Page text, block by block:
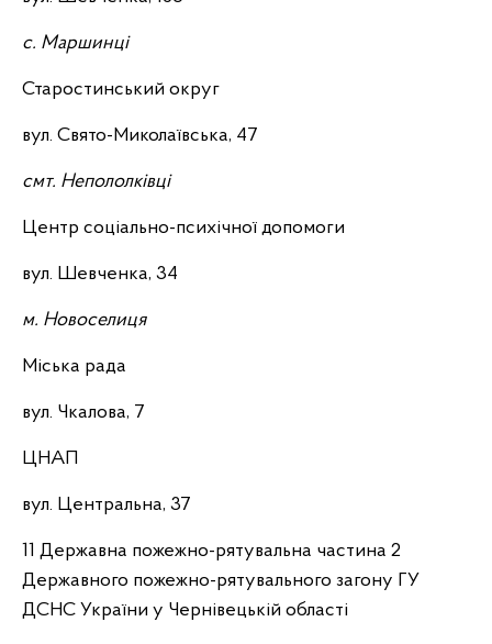
с. Маршинці
Старостинський округ
вул. Свято-Миколаївська, 47
смт. Непололківці
Центр соціально-психічної допомоги
вул. Шевченка, 34
м. Новоселиця
Міська рада
вул. Чкалова, 7
ЦНАП
вул. Центральна, 37
11 Державна пожежно-рятувальна частина 2
Державного пожежно-рятувального загону ГУ
ДСНС України у Чернівецькій області